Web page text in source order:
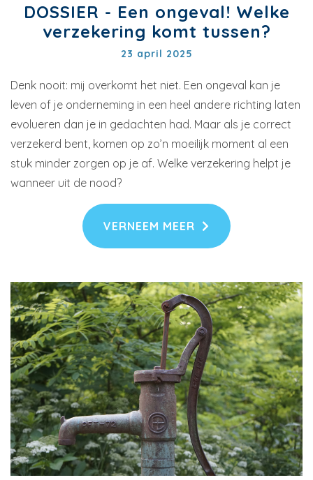
DOSSIER - Een ongeval! Welke
verzekering komt tussen?
23 april 2025
Denk nooit: mij overkomt het niet. Een ongeval kan je
leven of je onderneming in een heel andere richting laten
evolueren dan je in gedachten had. Maar als je correct
verzekerd bent, komen op zo’n moeilijk moment al een
stuk minder zorgen op je af. Welke verzekering helpt je
wanneer uit de nood?
VERNEEM MEER